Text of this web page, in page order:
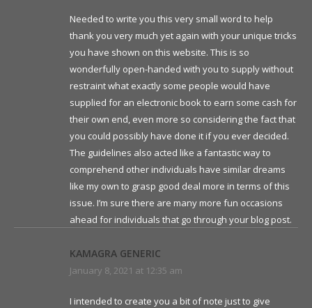
Needed to write you this very small word to help
thank you very much yet again with your unique tricks
you have shown on this website. This is so
wonderfully open-handed with you to supply without
restraint what exactly some people would have
supplied for an electronic book to earn some cash for
their own end, even more so considering the fact that
you could possibly have done it if you ever decided.
The guidelines also acted like a fantastic way to
comprehend other individuals have similar dreams
like my own to grasp good deal more in terms of this
issue. I’m sure there are many more fun occasions
ahead for individuals that go through your blog post.
KAMAGRA GENERIC
January 8, 2021 at 12:35 am
I intended to create you a bit of note just to give